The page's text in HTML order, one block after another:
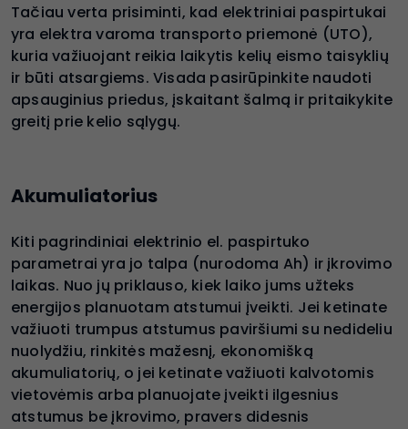
Tačiau verta prisiminti, kad elektriniai paspirtukai
yra elektra varoma transporto priemonė (UTO),
kuria važiuojant reikia laikytis kelių eismo taisyklių
ir būti atsargiems. Visada pasirūpinkite naudoti
apsauginius priedus, įskaitant šalmą ir pritaikykite
greitį prie kelio sąlygų.
Akumuliatorius
Kiti pagrindiniai elektrinio el. paspirtuko
parametrai yra jo talpa (nurodoma Ah) ir įkrovimo
laikas. Nuo jų priklauso, kiek laiko jums užteks
energijos planuotam atstumui įveikti. Jei ketinate
važiuoti trumpus atstumus paviršiumi su nedideliu
nuolydžiu, rinkitės mažesnį, ekonomišką
akumuliatorių, o jei ketinate važiuoti kalvotomis
vietovėmis arba planuojate įveikti ilgesnius
atstumus be įkrovimo, pravers didesnis